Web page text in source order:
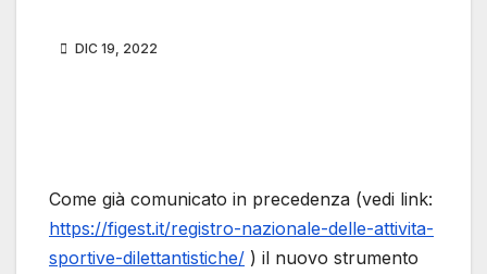
DIC 19, 2022
Come già comunicato in precedenza (vedi link:
https://figest.it/registro-nazionale-delle-attivita-
sportive-dilettantistiche/ ) il nuovo strumento